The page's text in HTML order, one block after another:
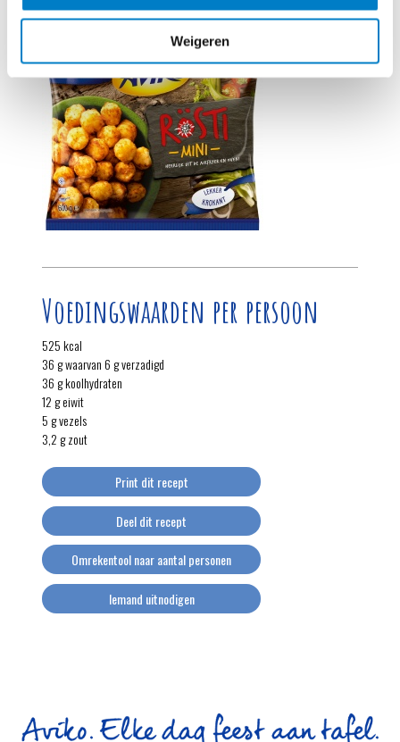
Weigeren
Voedingswaarden per persoon
525 kcal
36 g waarvan 6 g verzadigd
36 g koolhydraten
12 g eiwit
5 g vezels
3,2 g zout
Print dit recept
Deel dit recept
Omrekentool naar aantal personen
Iemand uitnodigen